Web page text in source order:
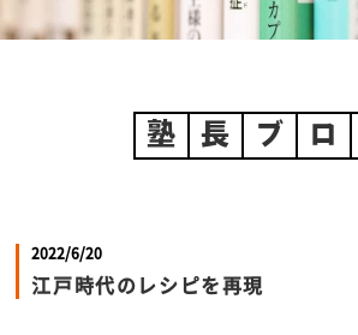
塾 長 ブ ロ
2022/6/20
江戸時代のレシピを再現